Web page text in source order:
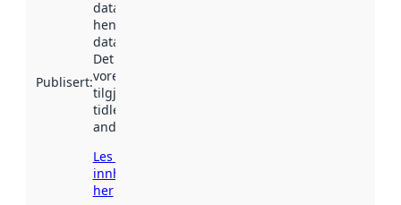
Publisert:
datasettet vart
henta inn av
data.norge.no.
Det kan ha
vore
tilgjengeleg
tidlegare
andre stader.
Les meir om
innhenting
her